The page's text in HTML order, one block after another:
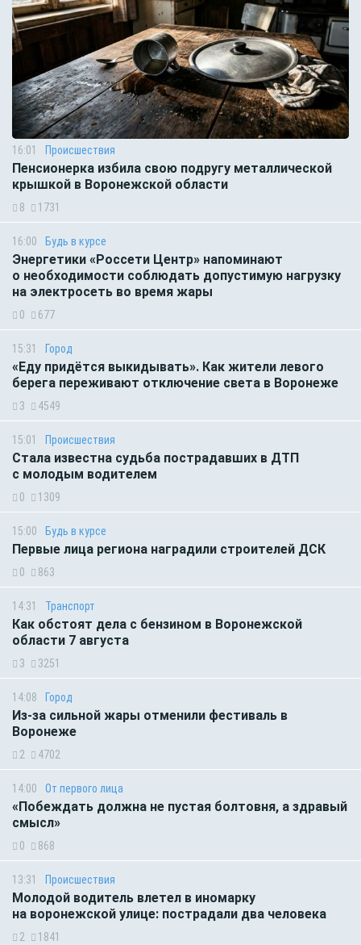
16:01 Происшествия
Пенсионерка избила свою подругу металлической
крышкой в Воронежской области
8 1731
16:00 Будь в курсе
Энергетики «Россети Центр» напоминают
о необходимости соблюдать допустимую нагрузку
на электросеть во время жары
0 677
15:31 Город
«Еду придётся выкидывать». Как жители левого
берега переживают отключение света в Воронеже
3 4549
15:01 Происшествия
Стала известна судьба пострадавших в ДТП
с молодым водителем
0 1309
15:00 Будь в курсе
Первые лица региона наградили строителей ДСК
0 863
14:31 Транспорт
Как обстоят дела с бензином в Воронежской
области 7 августа
3 3251
14:08 Город
Из-за сильной жары отменили фестиваль в
Воронеже
2 4702
14:00 От первого лица
«Побеждать должна не пустая болтовня, а здравый
смысл»
0 868
13:31 Происшествия
Молодой водитель влетел в иномарку
на воронежской улице: пострадали два человека
2 1841